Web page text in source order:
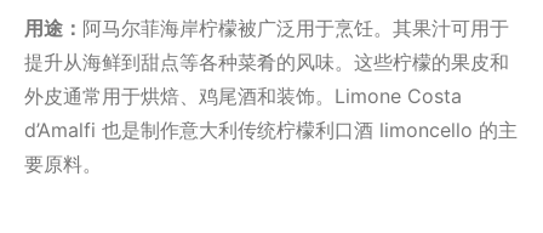
用途： 阿马尔菲海岸柠檬被广泛用于烹饪。其果汁可用于
提升从海鲜到甜点等各种菜肴的风味。这些柠檬的果皮和
外皮通常用于烘焙、鸡尾酒和装饰。Limone Costa
d’Amalfi 也是制作意大利传统柠檬利口酒 limoncello 的主
要原料。